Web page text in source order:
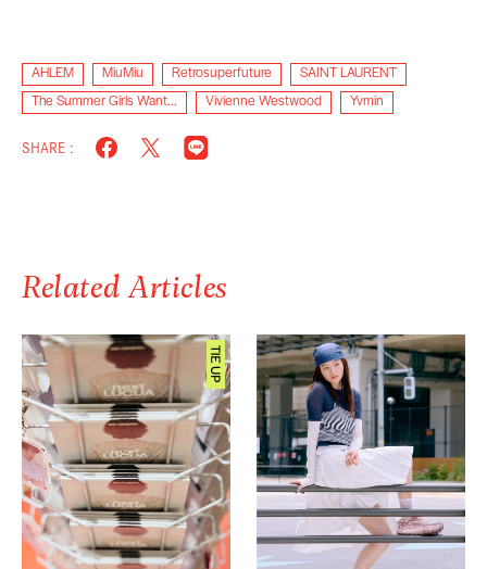
AHLEM MiuMiu Retrosuperfuture
SAINT LAURENT
The Summer Girls Want...
Vivienne Westwood Yvmin
SHARE :
Related Articles